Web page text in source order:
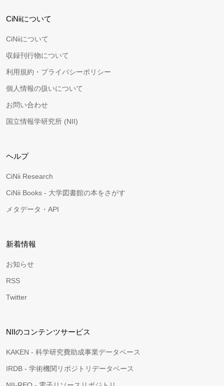
CiNiiについて
CiNiiについて
収録刊行物について
利用規約・プライバシーポリシー
個人情報の扱いについて
お問い合わせ
国立情報学研究所 (NII)
ヘルプ
CiNii Research
CiNii Books - 大学図書館の本をさがす
メタデータ・API
新着情報
お知らせ
RSS
Twitter
NIIのコンテンツサービス
KAKEN - 科学研究費助成事業データベース
IRDB - 学術機関リポジトリデータベース